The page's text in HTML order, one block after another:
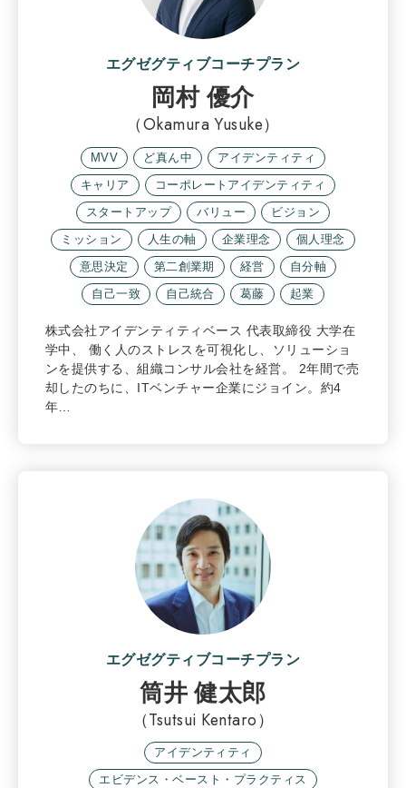
エグゼグティブコーチプラン
岡村 優介
（Okamura Yusuke）
MVV ど真ん中
アイデンティティ
キャリア
コーポレートアイデンティティ
スタートアップ
バリュー
ビジョン
ミッション
人生の軸 企業理念
個人理念
意思決定
第二創業期 経営
自分軸
自己一致
自己統合 葛藤 起業
株式会社アイデンティティベース 代表取締役 大学在
学中、 働く人のストレスを可視化し、ソリューショ
ンを提供する、組織コンサル会社を経営。 2年間で売
却したのちに、ITベンチャー企業にジョイン。約4
年…
エグゼグティブコーチプラン
筒井 健太郎
（Tsutsui Kentaro）
アイデンティティ
エビデンス・ベースト・プラクティス